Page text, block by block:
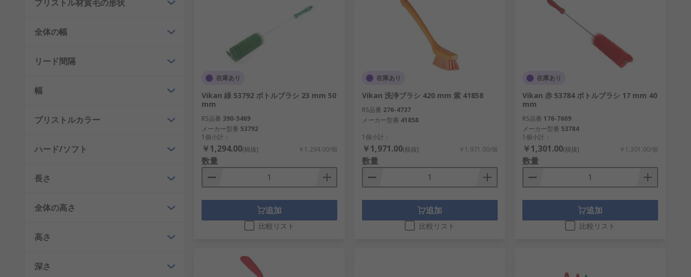
ブリストル材質毛の形状
全体の幅
リード間隔
幅
ブリストルカラー
ハード/ソフト
長さ
全体の高さ
高さ
深さ
在庫あり
Vikan 緑 53792 ボトルブラシ 23 mm 50
mm
RS品番 390-5469
メーカー型番 53792
1個小計：
￥1,294.00(税抜) ￥1,294.00/個
数量
追加
比較リスト
在庫あり
Vikan 洗浄ブラシ 420 mm 紫 41858
RS品番 276-4737
メーカー型番 41858
1個小計：
￥1,971.00(税抜) ￥1,971.00/個
数量
追加
比較リスト
在庫あり
Vikan 赤 53784 ボトルブラシ 17 mm 40
mm
RS品番 176-7609
メーカー型番 53784
1個小計：
￥1,301.00(税抜) ￥1,301.00/個
数量
追加
比較リスト